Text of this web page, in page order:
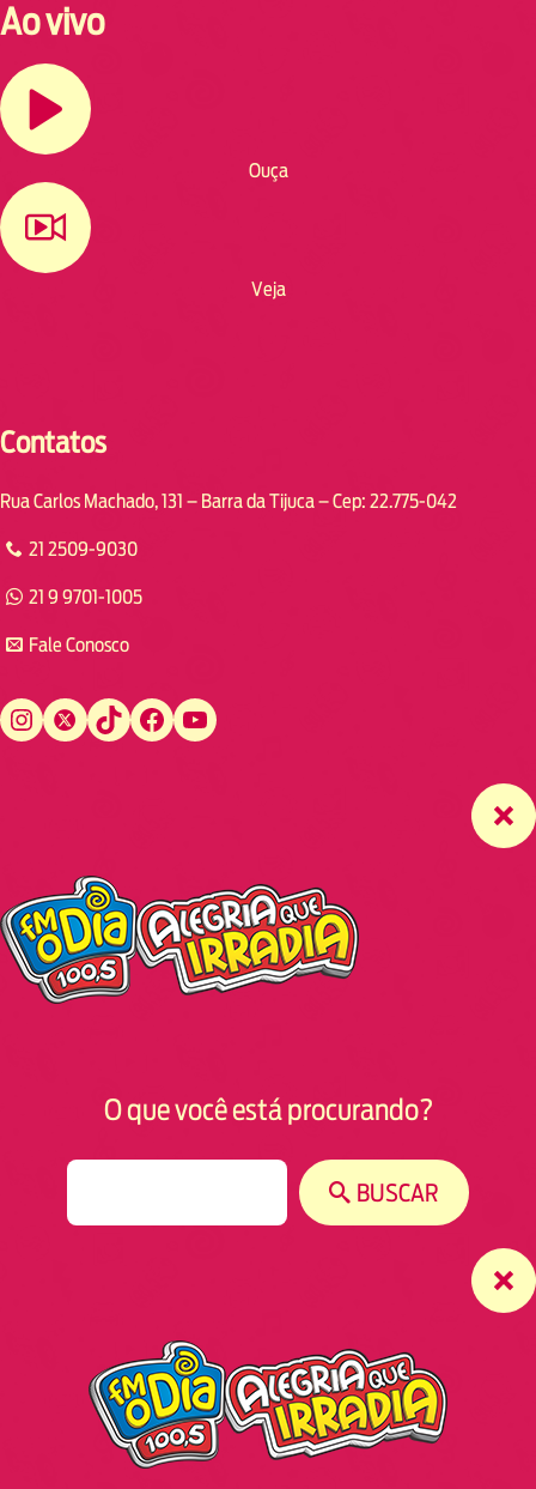
Ao vivo
Ouça
Veja
Contatos
Rua Carlos Machado, 131 – Barra da Tijuca – Cep: 22.775-042
21 2509-9030
21 9 9701-1005
Fale Conosco
Instagram Twitter TikTok Facebook YouTube
O que você está procurando?
BUSCAR